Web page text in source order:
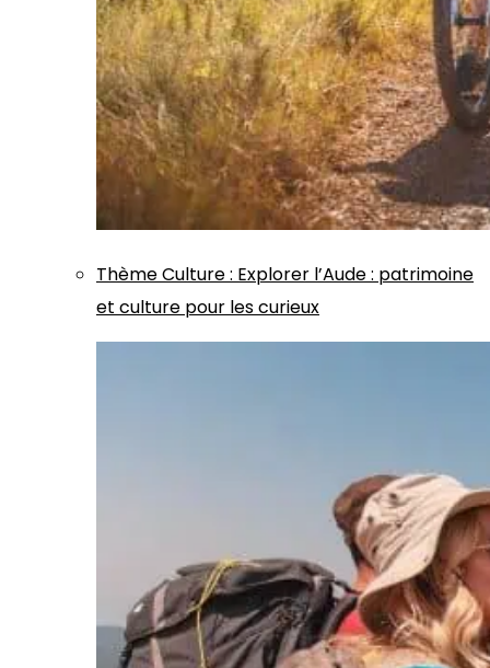
ThèmeCulture: Explorer l’Aude : patrimoine
et culture pour les curieux